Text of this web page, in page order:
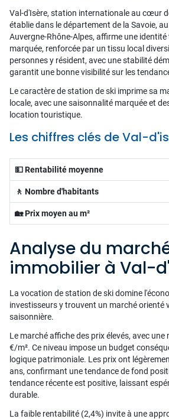
Val-d'Isère, station internationale au cœur
établie dans le département de la Savoie,
Auvergne-Rhône-Alpes, affirme une
marquée, renforcée par un tissu local
personnes y résident, avec une stabilité
garantit une bonne visibilité sur les
Le caractère de station de ski imprime sa
locale, avec une saisonnalité marquée et
location touristique.
Les chiffres clés de Val-
💵 Rentabilité moyenne
🚶 Nombre d'habitants
🏡 Prix moyen au m²
Analyse du
immobilier à Val-
La vocation de station de ski domine
investisseurs y trouvent un marché orienté
saisonnière.
Le marché affiche des prix élevés, avec une
€/m². Ce niveau impose un budget
logique patrimoniale. Les prix ont
ans, confirmant une tendance de fond
tendance récente est positive, laissant
durable.
La faible rentabilité (2,4%) invite à une